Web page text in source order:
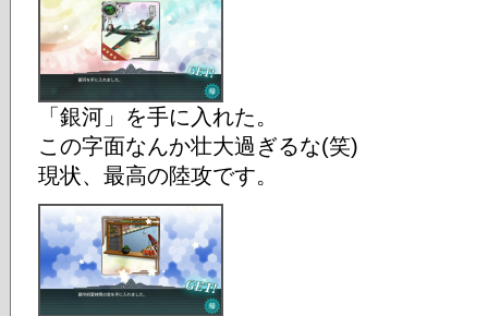
「銀河」を手に入れた。
この字面なんか壮大過ぎるな(笑)
現状、最高の陸攻です。